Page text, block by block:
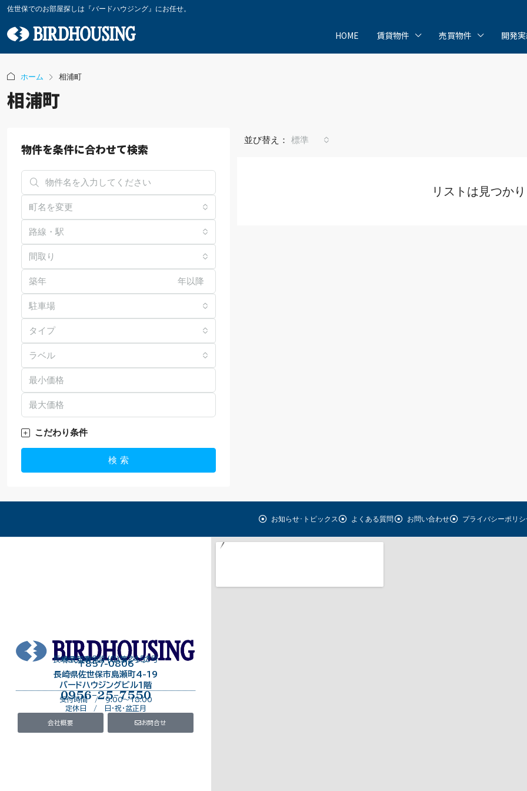
佐世保でのお部屋探しは『バードハウジング』にお任せ。
HOME 賃貸物件 売買物件 開発
ホーム 相浦町
相浦町
並び替え： 標準
リストは見つか
物件を条件に合わせて検索
町名を変更
路線・駅
間取り
年以降
駐車場
タイプ
ラベル
こだわり条件
検 索
お知らせ･トピックス よくある質問 お問い合わせ プライバシーポリ
長崎県知事免許（8）第2453号
株式会社バードハウジング
〒857-0806
長崎県佐世保市島瀬町4-19
バードハウジングビル１階
0956-25-7550
受付時間 / 9:00～18:00
定休日 / 日・祝・盆正月
会社概要 お問合せ